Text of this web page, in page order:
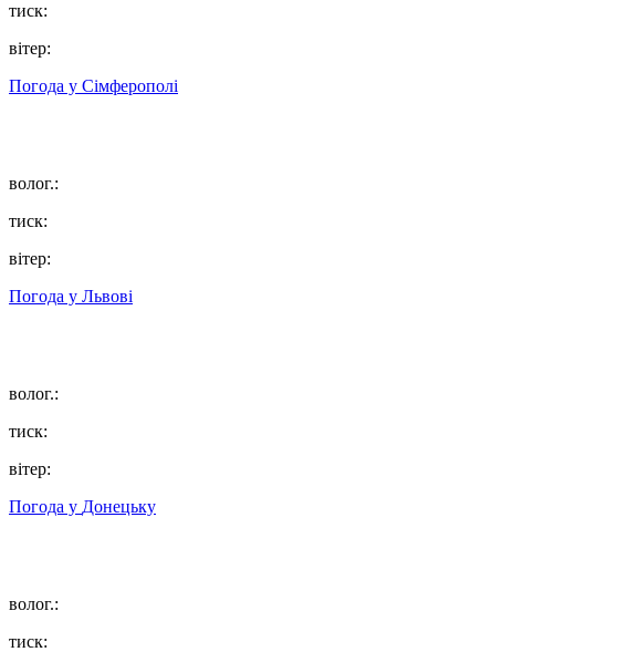
тиск:
вітер:
Погода у Сімферополі
волог.:
тиск:
вітер:
Погода у Львові
волог.:
тиск:
вітер:
Погода у Донецьку
волог.:
тиск: